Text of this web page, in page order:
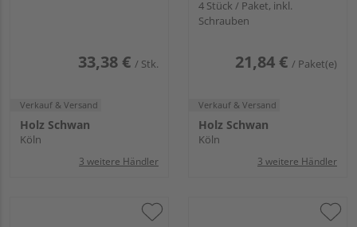
33,38 € / Stk.
Verkauf & Versand
Holz Schwan
Köln
3 weitere Händler
4 Stück / Paket, inkl.
Schrauben
21,84 € / Paket(e)
Verkauf & Versand
Holz Schwan
Köln
3 weitere Händler